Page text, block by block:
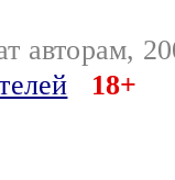
авторам,
18+